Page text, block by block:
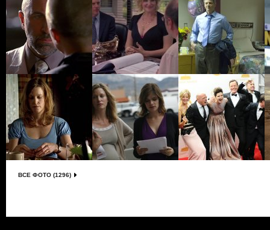
ВСЕ ФОТО (1296)